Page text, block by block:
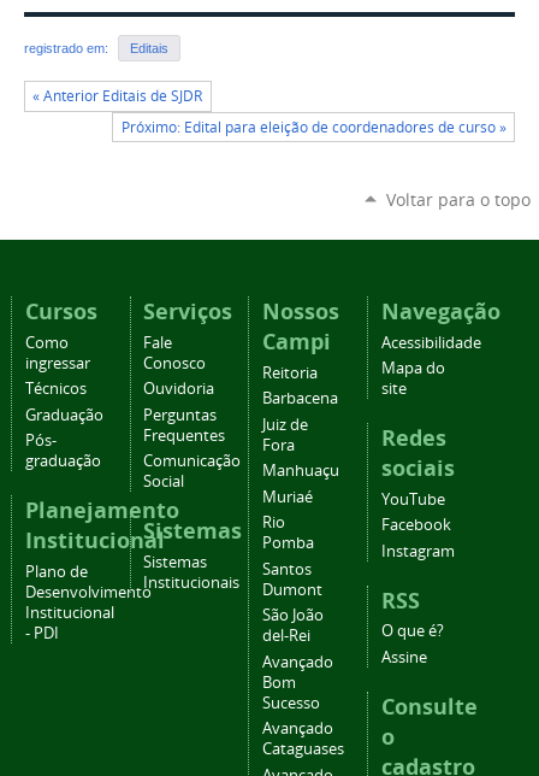
registrado em: Editais
« Anterior Editais de SJDR
Próximo: Edital para eleição de coordenadores de curso »
Voltar para o topo
Cursos
Como
ingressar
Técnicos
Graduação
Pós-
graduação
Planejamento
Institucional
Plano de
Desenvolvimento
Institucional
- PDI
Serviços
Fale
Conosco
Ouvidoria
Perguntas
Frequentes
Comunicação
Social
Sistemas
Sistemas
Institucionais
Nossos
Campi
Reitoria
Barbacena
Juiz de
Fora
Manhuaçu
Muriaé
Rio
Pomba
Santos
Dumont
São João
del-Rei
Avançado
Bom
Sucesso
Avançado
Cataguases
Navegação
Acessibilidade
Mapa do
site
Redes
sociais
YouTube
Facebook
Instagram
RSS
O que é?
Assine
Consulte
o
cadastro